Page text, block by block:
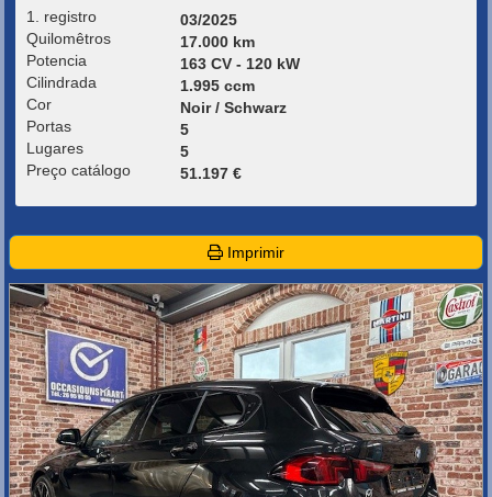
1. registro
03/2025
Quilomêtros
17.000 km
Potencia
163 CV - 120 kW
Cilindrada
1.995 ccm
Cor
Noir / Schwarz
Portas
5
Lugares
5
Preço catálogo
51.197 €
Imprimir